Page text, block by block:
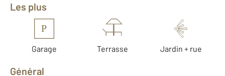
Les plus
P
Garage Terrasse Jardin + rue
Général